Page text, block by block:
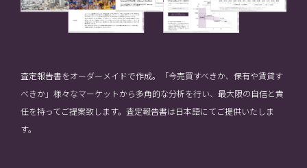
査定報告書をオーダーメイドで作成。「今売買すべきか、保有や賃貸す
べきか」様々なマーケットから多角的な分析を行い、最大限の自信と責
任を持ってご提案致します。査定報告書は日本語にてご提供いたしま
す。